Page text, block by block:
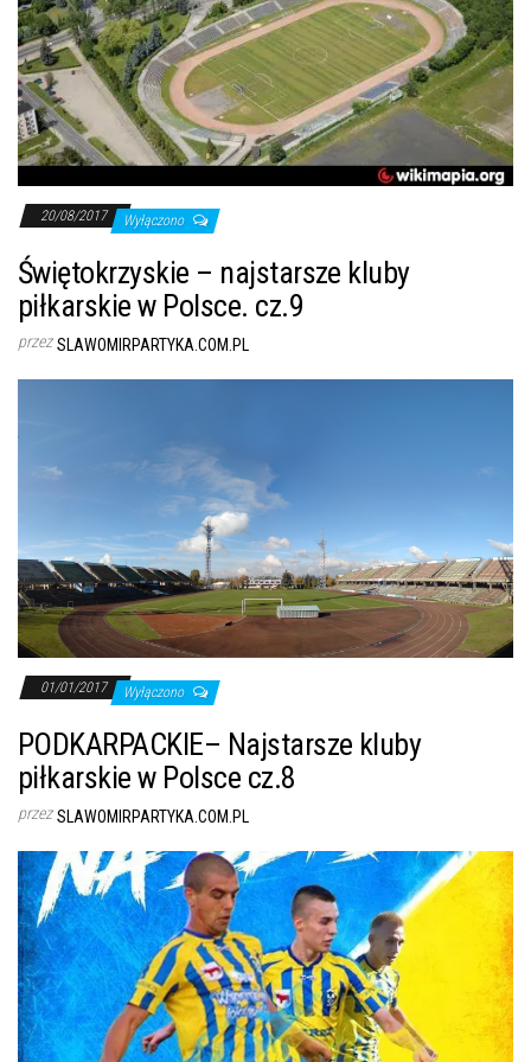
20/08/2017 Wyłączono
Świętokrzyskie – najstarsze kluby
piłkarskie w Polsce. cz.9
przez SLAWOMIRPARTYKA.COM.PL
01/01/2017 Wyłączono
PODKARPACKIE– Najstarsze kluby
piłkarskie w Polsce cz.8
przez SLAWOMIRPARTYKA.COM.PL